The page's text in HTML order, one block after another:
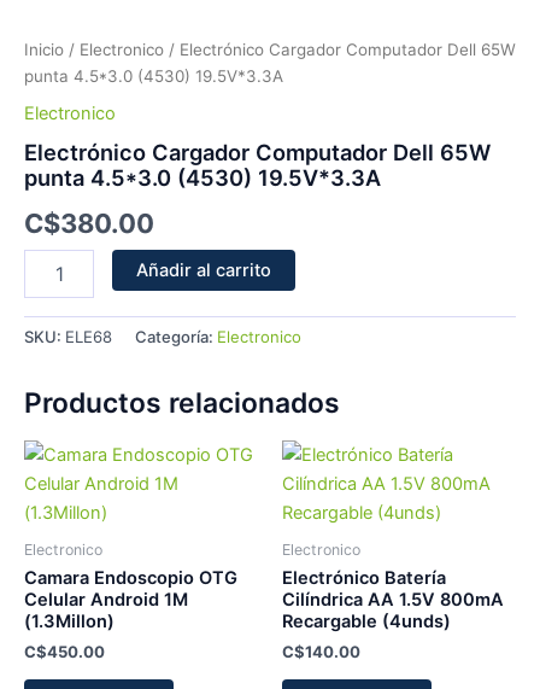
Inicio / Electronico / Electrónico Cargador Computador Dell 65W
punta 4.5*3.0 (4530) 19.5V*3.3A
Electronico
Electrónico Cargador Computador Dell 65W
punta 4.5*3.0 (4530) 19.5V*3.3A
C$380.00
65W
punta
(4530)
19.5V*3.3A
cantidad
Añadir al carrito
SKU: ELE68 Categoría: Electronico
Productos relacionados
Electronico
Camara Endoscopio OTG
Celular Android 1M
(1.3Millon)
C$450.00
Electronico
Electrónico Batería
Cilíndrica AA 1.5V 800mA
Recargable (4unds)
C$140.00